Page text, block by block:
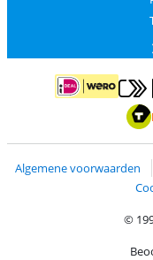
Betalen met iDEAL
Algemene voorwaarden
©